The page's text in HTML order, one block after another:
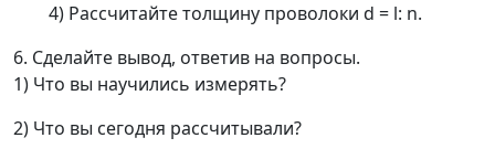
4) Рассчитайте толщину проволоки d = l: n.
6. Сделайте вывод, ответив на вопросы.
1) Что вы научились измерять?
2) Что вы сегодня рассчитывали?